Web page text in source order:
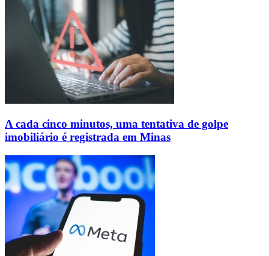
A cada cinco minutos, uma tentativa de golpe
imobiliário é registrada em Minas